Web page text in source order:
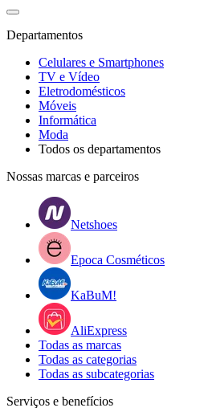
Departamentos
Celulares e Smartphones
TV e Vídeo
Eletrodomésticos
Móveis
Informática
Moda
Todos os departamentos
Nossas marcas e parceiros
Netshoes
Epoca Cosméticos
KaBuM!
AliExpress
Todas as marcas
Todas as categorias
Todas as subcategorias
Serviços e benefícios